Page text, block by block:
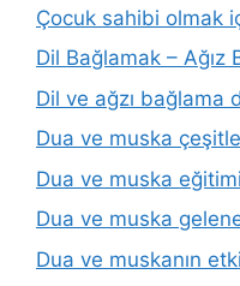
Çocuk sahibi olmak
Dil Bağlamak – Ağız
Dil ve ağzı bağlama
Dua ve muska
Dua ve muska eğitimi
Dua ve muska
Dua ve muskanın